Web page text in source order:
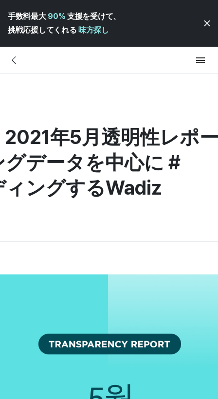
手数料最大 90% 支援を受けて、
挑戦応援してくれる 味方探し
年5月透明性レポ
データを中心に #
ングするWadiz